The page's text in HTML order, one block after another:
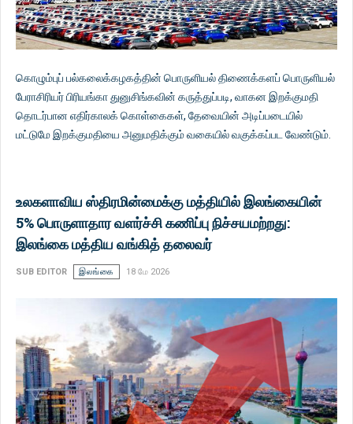
கொழும்புப் பல்கலைக்கழகத்தின் பொருளியல் திணைக்களப் பொருளியல்
பேராசிரியர் பிரியங்கா துனுசிங்கவின் கருத்துப்படி, வாகன இறக்குமதி
தொடர்பான எதிர்காலக் கொள்கைகள், தேவையின் அடிப்படையில்
மட்டுமே இறக்குமதியை அனுமதிக்கும் வகையில் வகுக்கப்பட வேண்டும்.
உலகளாவிய ஸ்திரமின்மைக்கு மத்தியில் இலங்கையின்
5% பொருளாதார வளர்ச்சி கணிப்பு நிச்சயமற்றது:
இலங்கை மத்திய வங்கித் தலைவர்
SUB EDITOR இலங்கை 18 மே 2026